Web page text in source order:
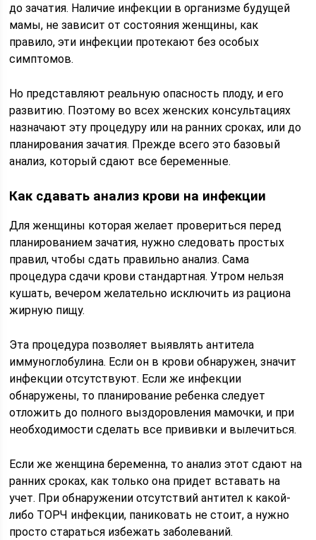
до зачатия. Наличие инфекции в организме будущей
мамы, не зависит от состояния женщины, как
правило, эти инфекции протекают без особых
симптомов.
Но представляют реальную опасность плоду, и его
развитию. Поэтому во всех женских консультациях
назначают эту процедуру или на ранних сроках, или до
планирования зачатия. Прежде всего это базовый
анализ, который сдают все беременные.
Как сдавать анализ крови на инфекции
Для женщины которая желает провериться перед
планированием зачатия, нужно следовать простых
правил, чтобы сдать правильно анализ. Сама
процедура сдачи крови стандартная. Утром нельзя
кушать, вечером желательно исключить из рациона
жирную пищу.
Эта процедура позволяет выявлять антитела
иммуноглобулина. Если он в крови обнаружен, значит
инфекции отсутствуют. Если же инфекции
обнаружены, то планирование ребенка следует
отложить до полного выздоровления мамочки, и при
необходимости сделать все прививки и вылечиться.
Если же женщина беременна, то анализ этот сдают на
ранних сроках, как только она придет вставать на
учет. При обнаружении отсутствий антител к какой-
либо ТОРЧ инфекции, паниковать не стоит, а нужно
просто стараться избежать заболеваний.